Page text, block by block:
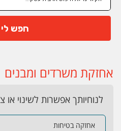
חפש
אחזקת משרדים ומבנים
לנוחיותך אפשרות לשינוי
אחזקה בטיחות